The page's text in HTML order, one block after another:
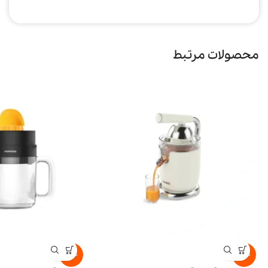
محصولات مرتبط
-15%
-15%